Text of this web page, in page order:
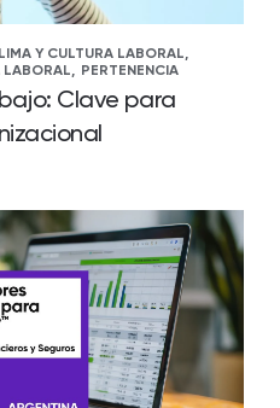
Y CULTURA LABORAL,
LABORAL, PERTENENCIA
Clave para